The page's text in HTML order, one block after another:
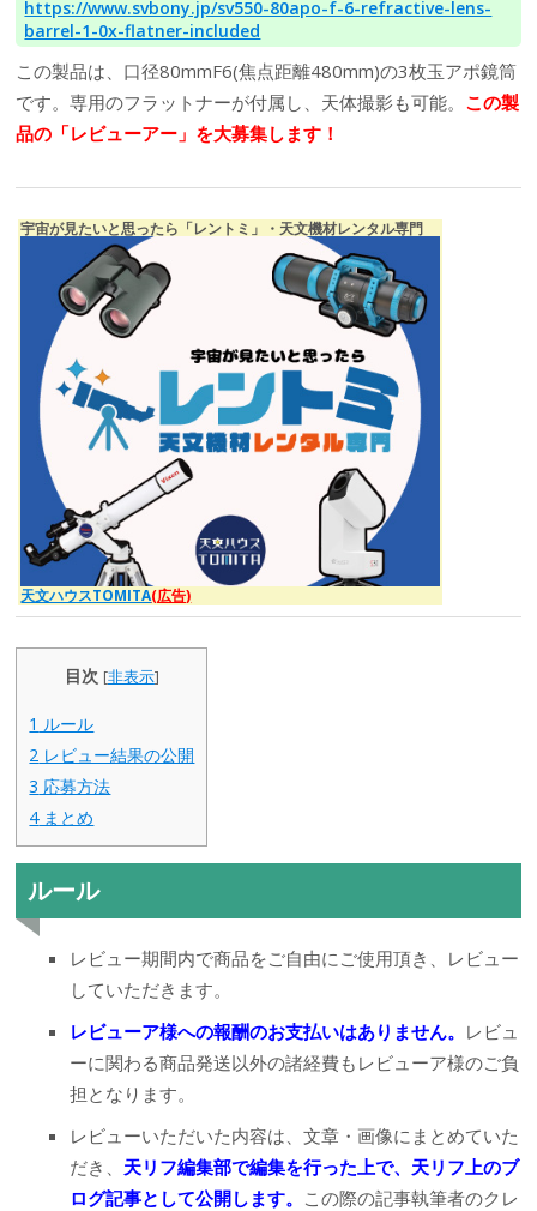
https://www.svbony.jp/sv550-80apo-f-6-refractive-lens-
barrel-1-0x-flatner-included
この製品は、口径80mmF6(焦点距離480mm)の3枚玉アポ鏡筒
です。専用のフラットナーが付属し、天体撮影も可能。 この製
品の「レビューアー」を大募集します！
宇宙が見たいと思ったら「レントミ」・天文機材レンタル専門
天文ハウスTOMITA(広告)
目次 [非表示]
1 ルール
2 レビュー結果の公開
3 応募方法
4まとめ
ルール
レビュー期間内で商品をご自由にご使用頂き、レビュー
していただきます。
レビューア様への報酬のお支払いはありません。 レビュ
ーに関わる商品発送以外の諸経費もレビューア様のご負
担となります。
レビューいただいた内容は、文章・画像にまとめていた
だき、 天リフ編集部で編集を行った上で、天リフ上のブ
ログ記事として公開します。 この際の記事執筆者のクレ